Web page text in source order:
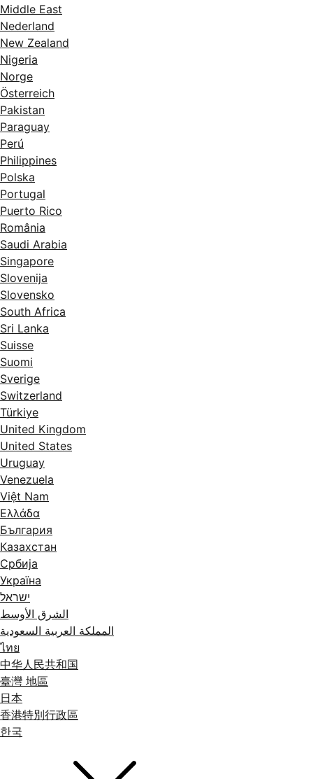
Middle East
Nederland
New Zealand
Nigeria
Norge
Österreich
Pakistan
Paraguay
Perú
Philippines
Polska
Portugal
Puerto Rico
România
Saudi Arabia
Singapore
Slovenija
Slovensko
South Africa
Sri Lanka
Suisse
Suomi
Sverige
Switzerland
Türkiye
United Kingdom
United States
Uruguay
Venezuela
Việt Nam
Ελλάδα
България
Казахстан
Србија
Україна
ישראל
الشرق الأوسط
المملكة العربية السعودية
ไทย
中华人民共和国
臺灣 地區
日本
香港特別行政區
한국